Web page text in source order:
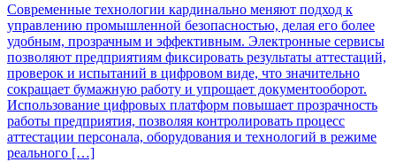
Современные технологии кардинально меняют подход к
управлению промышленной безопасностью, делая его более
удобным, прозрачным и эффективным. Электронные сервисы
позволяют предприятиям фиксировать результаты аттестаций,
проверок и испытаний в цифровом виде, что значительно
сокращает бумажную работу и упрощает документооборот.
Использование цифровых платформ повышает прозрачность
работы предприятия, позволяя контролировать процесс
аттестации персонала, оборудования и технологий в режиме
реального […]